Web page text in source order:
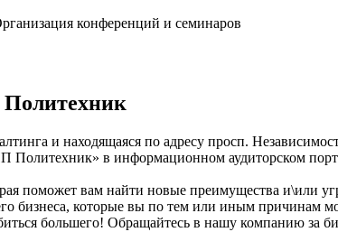
конференций и семинаров
и находящаяся по адресу просп.
в информационном аудиторском
поможет вам найти новые преимущества и\или
бизнеса, которые вы по тем или иным причинам
большего! Обращайтесь в нашу компанию за